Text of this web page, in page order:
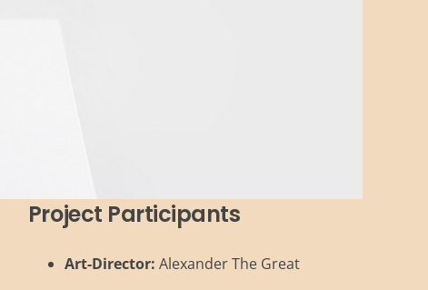
Project Participants
Art-Director: Alexander The Great